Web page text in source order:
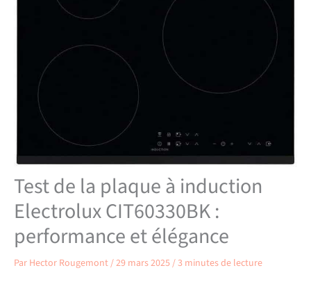
Test de la plaque à induction
Electrolux CIT60330BK :
performance et élégance
Par Hector Rougemont/29 mars 2025/3 minutes de lecture